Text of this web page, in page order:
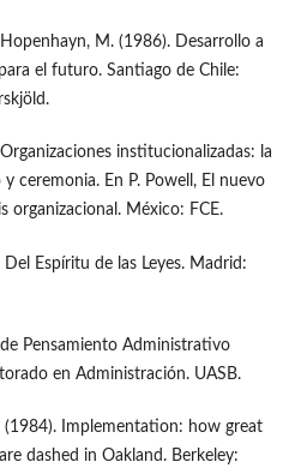
M. (1986). Desarrollo a
el futuro. Santiago de Chile:
institucionalizadas: la
ceremonia. En P. Powell, El nuevo
organizacional. México: FCE.
Espíritu de las Leyes. Madrid:
Pensamiento Administrativo
en Administración. UASB.
(1984). Implementation: how great
dashed in Oakland. Berkeley: